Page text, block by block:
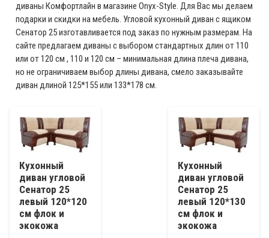
диваны Комфортлайн в магазине Onyx-Style. Для Вас мы делаем
подарки и скидки на мебель. Угловой кухонный диван с ящиком
Сенатор 25 изготавливается под заказ по нужным размерам. На
сайте предлагаем диваны с выбором стандартных длин от 110
или от 120 см , 110 и 120 см – минимальная длина плеча дивана,
но не ограничиваем выбор длины дивана, смело заказывайте
диван длиной 125*155 или 133*178 см.
Кухонный
диван угловой
Сенатор 25
левый 120*120
см флок и
экокожа
Кухонный
диван угловой
Сенатор 25
левый 120*130
см флок и
экокожа